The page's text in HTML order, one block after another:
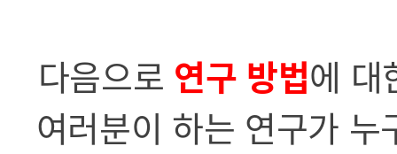
다음으로 연구 방법에 대
여러분이 하는 연구가